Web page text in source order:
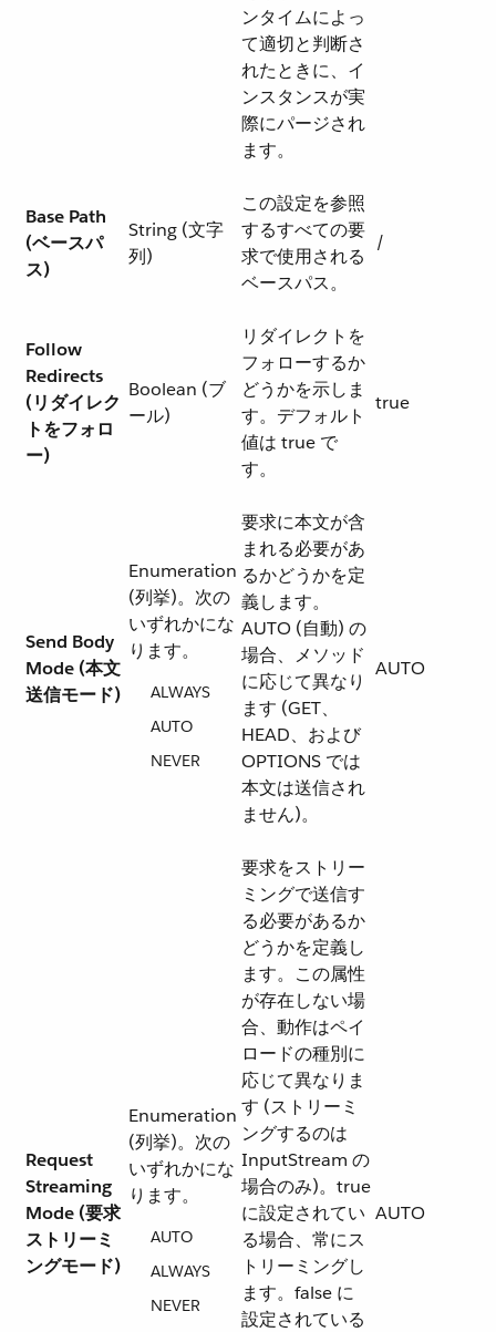
ンタイムによっ
て適切と判断さ
れたときに、イ
ンスタンスが実
際にパージされ
ます。
Base Path
(ベースパ
ス)
String (文字
列)
この設定を参照
するすべての要
求で使用される
ベースパス。
/
Follow
Redirects
(リダイレク
トをフォロ
ー)
Boolean (ブ
ール)
リダイレクトを
フォローするか
どうかを示しま
す。デフォルト
値は true で
す。
true
Send Body
Mode (本文
送信モード)
Enumeration
(列挙)。次の
いずれかにな
ります。
ALWAYS
AUTO
NEVER
要求に本文が含
まれる必要があ
るかどうかを定
義します。
AUTO (自動) の
場合、メソッド
に応じて異なり
ます (GET、
HEAD、および
OPTIONS では
本文は送信され
ません)。
AUTO
Request
Streaming
Mode (要求
ストリーミ
ングモード)
Enumeration
(列挙)。次の
いずれかにな
ります。
AUTO
ALWAYS
NEVER
要求をストリー
ミングで送信す
る必要があるか
どうかを定義し
ます。この属性
が存在しない場
合、動作はペイ
ロードの種別に
応じて異なりま
す (ストリーミ
ングするのは
InputStream の
場合のみ)。true
に設定されてい
る場合、常にス
トリーミングし
ます。false に
設定されている
AUTO